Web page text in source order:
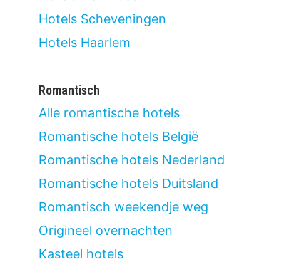
Hotels Scheveningen
Hotels Haarlem
Romantisch
Alle romantische hotels
Romantische hotels België
Romantische hotels Nederland
Romantische hotels Duitsland
Romantisch weekendje weg
Origineel overnachten
Kasteel hotels